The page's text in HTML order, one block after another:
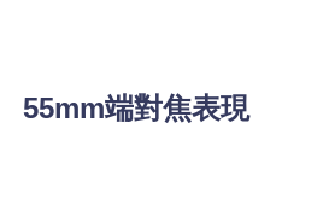
55mm端對焦表現